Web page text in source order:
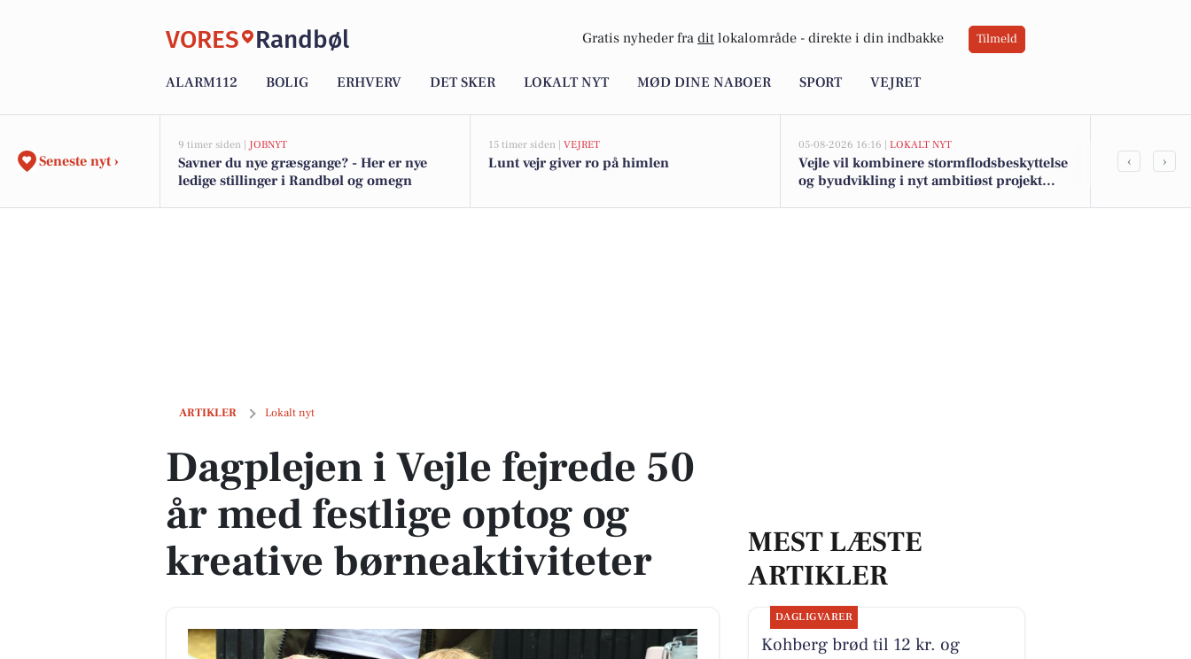
VORES Randbøl Gratis nyheder fra dit lokalområde - direkte i din indbakke Tilmeld
ALARM112 BOLIG ERHVERV DET SKER LOKALT NYT MØD DINE NABOER SPORT VEJRET
Seneste nyt ›
9 timer siden | JOBNYT
Savner du nye græsgange? - Her er nye
ledige stillinger i Randbøl og omegn
15 timer siden | VEJRET
Lunt vejr giver ro på himlen
05-08-2026 16:16 | LOKALT NYT
Vejle vil kombinere stormflodsbeskyttelse
og byudvikling i nyt ambitiøst projekt
Top 6 over
‹ ›
ARTIKLER Lokalt nyt
Dagplejen i Vejle fejrede 50 år med festlige optog og kreative børneaktiviteter
Dagplejen i Vejle fejrede 50
år med festlige optog og
kreative børneaktiviteter
MEST LÆSTE
ARTIKLER
DAGLIGVARER
Kohberg brød til 12 kr. og